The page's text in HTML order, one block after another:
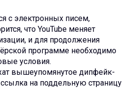
с электронных писем,
что YouTube меняет
и для продолжения
программе необходимо
условия.
вышеупомянутое дипфейк-
на поддельную страницу